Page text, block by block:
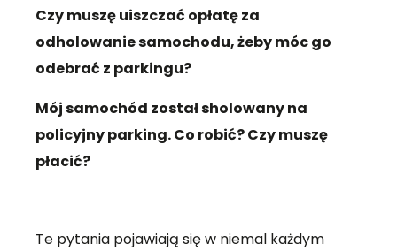
Czy muszę uiszczać opłatę za
odholowanie samochodu, żeby móc go
odebrać z parkingu?
Mój samochód został sholowany na
policyjny parking. Co robić? Czy muszę
płacić?
Te pytania pojawiają się w niemal każdym